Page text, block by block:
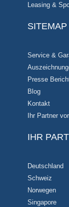
Leasing &
SITEMAP
Service &
Presse
Blog
Kontakt
Ihr Partner
IHR
Deutschland
Schweiz
Norwegen
Singapore